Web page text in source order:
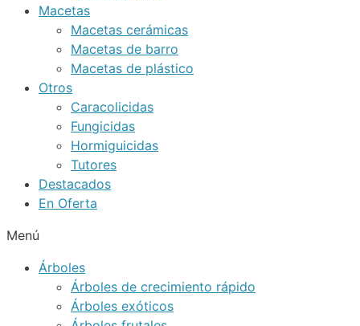
Macetas
Macetas cerámicas
Macetas de barro
Macetas de plástico
Otros
Caracolicidas
Fungicidas
Hormiguicidas
Tutores
Destacados
En Oferta
Menú
Árboles
Árboles de crecimiento rápido
Árboles exóticos